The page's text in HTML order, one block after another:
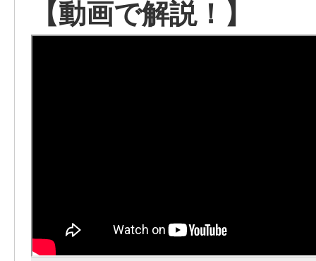
【動画で解説！】